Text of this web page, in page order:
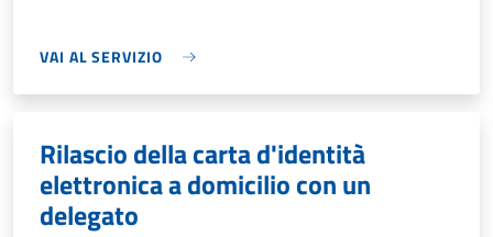
VAI AL SERVIZIO
Rilascio della carta d'identità
elettronica a domicilio con un
delegato